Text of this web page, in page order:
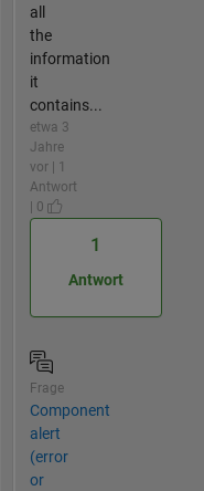
all
the
information
it
contains...
etwa 3
Jahre
vor | 1
Antwort
| 0
1
Antwort
Frage
Component
alert
(error
or